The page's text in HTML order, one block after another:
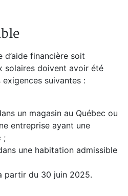
financière soit
solaires doivent avoir été
suivantes :
un magasin au Québec ou
entreprise ayant une
;
une habitation admissible
partir du 30 juin 2025.